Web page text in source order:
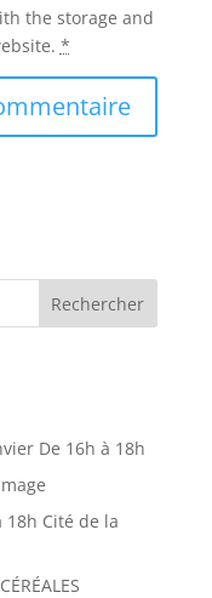
the storage and
*
De 16h à 18h
18h Cité de la